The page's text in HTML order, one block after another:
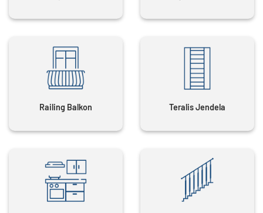
Railing Balkon Teralis Jendela